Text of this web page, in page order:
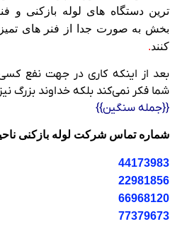
ترین دستگاه های لوله بازکنی و
بخش به صورت جدا از فنر های تمیز
کنند.
بعد از اینکه کاری در جهت نفع کسی
شما فکر نمی‌کند بلکه خداوند بزرگ
{{جمله سنگین}}
شماره تماس شرکت لوله بازکنی ناحیه
44173983
22981856
66968120
77379673